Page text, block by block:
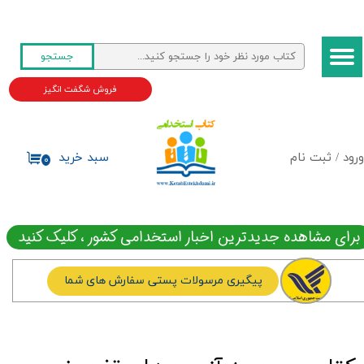
ورود / ثبت نام
حساب کاربری من
تغییر گذر واژه
جستجو
۰ سبد خرید
فروش شگفت انگیز
برای مشاهده جدیدترین اخبار استخدامی کشور ، کلیک کنید
پیگیری مرسولات پستی سفارش های شما